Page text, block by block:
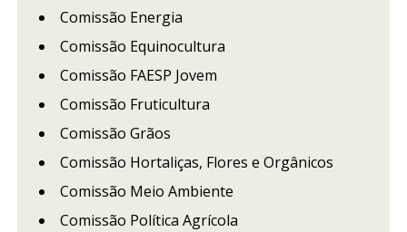
Comissão Energia
Comissão Equinocultura
Comissão FAESP Jovem
Comissão Fruticultura
Comissão Grãos
Comissão Hortaliças, Flores e Orgânicos
Comissão Meio Ambiente
Comissão Política Agrícola